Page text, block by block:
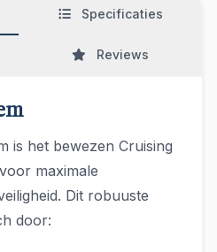
Specificaties
Reviews
is het bewezen Cruising
maximale
Dit robuuste
door: